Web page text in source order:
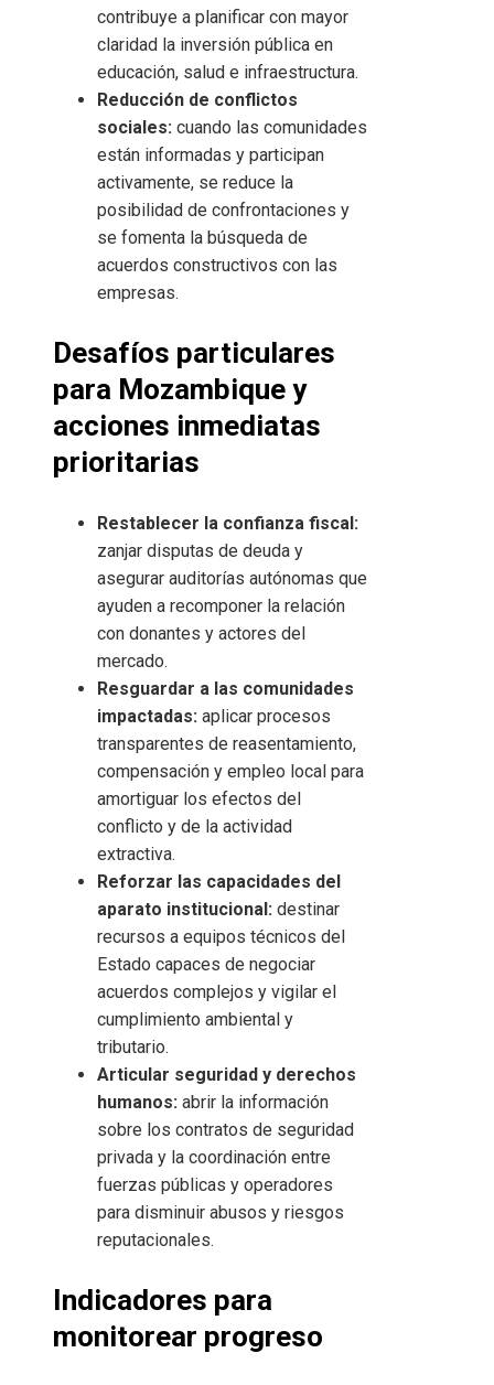
contribuye a planificar con mayor
claridad la inversión pública en
educación, salud e infraestructura.
Reducción de conflictos
sociales: cuando las comunidades
están informadas y participan
activamente, se reduce la
posibilidad de confrontaciones y
se fomenta la búsqueda de
acuerdos constructivos con las
empresas.
Desafíos particulares
para Mozambique y
acciones inmediatas
prioritarias
Restablecer la confianza fiscal:
zanjar disputas de deuda y
asegurar auditorías autónomas que
ayuden a recomponer la relación
con donantes y actores del
mercado.
Resguardar a las comunidades
impactadas: aplicar procesos
transparentes de reasentamiento,
compensación y empleo local para
amortiguar los efectos del
conflicto y de la actividad
extractiva.
Reforzar las capacidades del
aparato institucional: destinar
recursos a equipos técnicos del
Estado capaces de negociar
acuerdos complejos y vigilar el
cumplimiento ambiental y
tributario.
Articular seguridad y derechos
humanos: abrir la información
sobre los contratos de seguridad
privada y la coordinación entre
fuerzas públicas y operadores
para disminuir abusos y riesgos
reputacionales.
Indicadores para
monitorear progreso